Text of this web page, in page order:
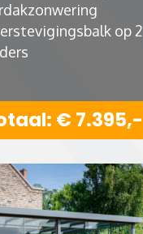
op 2
€ 7.395,-